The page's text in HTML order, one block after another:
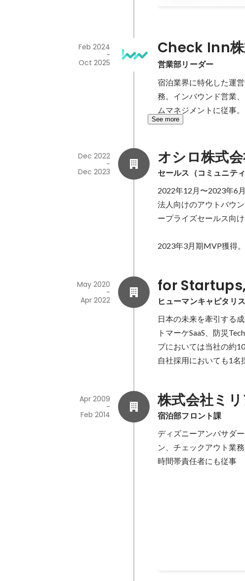
Check Inn
営業部リーダー
Feb 2024
-
Oct 2025
宿泊業界に特化した運
務。インバウンド営業
ムマネジメントに従事
See more
オシロ株式
セールス（コミュニテ
Dec 2022
-
Dec 2023
2022年12月〜2023年6
法人向けのアウトバウ
ープライズセールス向
2023年3月期MVP獲得。
for
ヒューマンキャピタリ
May 2020
-
Apr 2022
日本の未来を牽引する
トマーケSaaS、防災
プにおいては当社の約
自社採用においても1名
株式会社ミ
宿泊部フロント課
Apr 2009
-
Feb 2014
ディズニーアンバサダ
ン、チェックアウト業
時間帯責任者にも従事